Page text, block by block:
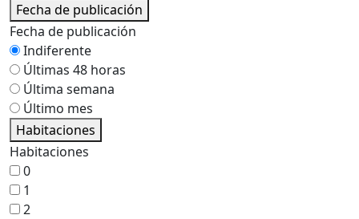
Fecha de publicación
Fecha de publicación
Indiferente
Últimas 48 horas
Última semana
Último mes
Habitaciones
Habitaciones
0
1
2